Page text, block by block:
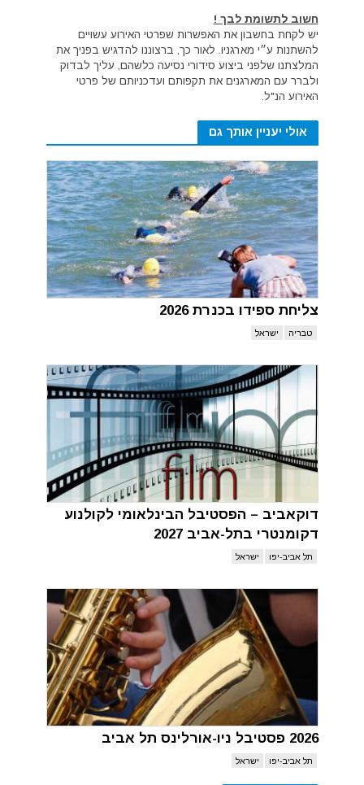
חשוב לתשומת לבך !
יש לקחת בחשבון את האפשרות שפרטי האירוע עשויים
להשתנות ע״י מארגניו. לאור כך, ברצוננו להדגיש בפניך את
המלצתנו שלפני ביצוע סידורי נסיעה כלשהם, עליך לבדוק
ולברר עם המארגנים את תקפותם ועדכניותם של פרטי
האירוע הנ"ל.
אולי יעניין אותך גם
צליחת ספידו בכנרת 2026
טבריה ישראל
דוקאביב – הפסטיבל הבינלאומי לקולנוע
דקומנטרי בתל-אביב 2027
תל אביב-יפו ישראל
2026 פסטיבל ניו-אורלינס תל אביב
תל אביב-יפו ישראל